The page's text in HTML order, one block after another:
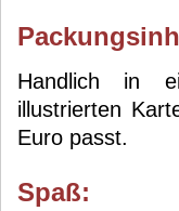
Handlich in
illustrierten
Euro passt.
Spaß: